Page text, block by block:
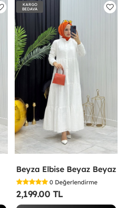
KARGO
BEDAVA
Beyza Elbise Beyaz Beyaz
0 Değerlendirme
2,199.00 TL